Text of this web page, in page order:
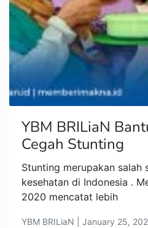
YBM BRILiaN
Cegah Stunting
Stunting merupakan salah
kesehatan di Indonesia .
2020 mencatat lebih
YBM BRILiaN | January 25,